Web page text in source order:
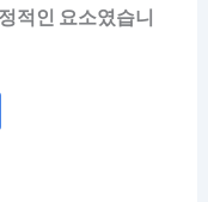
적인 요소였습니